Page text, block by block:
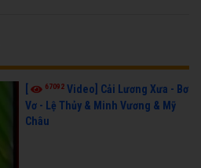
67092 Video] Cải Lương Xưa - Bơ
Vơ - Lệ Thủy & Minh Vương & Mỹ
Châu